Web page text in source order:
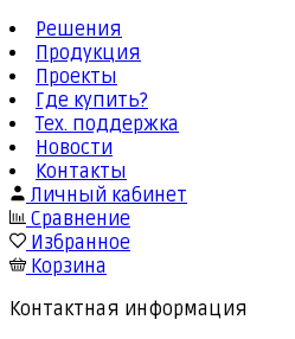
Решения
Продукция
Проекты
Где купить?
Тех. поддержка
Новости
Контакты
Личный кабинет
Сравнение
Избранное
Корзина
Контактная информация